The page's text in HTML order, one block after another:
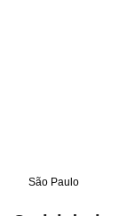
São Paulo